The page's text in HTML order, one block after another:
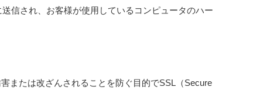
信され、お客様が使用しているコンピュータのハー
または改ざんされることを防ぐ目的でSSL（Secure